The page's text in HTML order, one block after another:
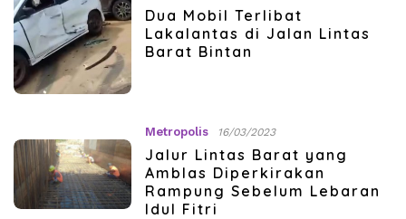
Dua Mobil Terlibat
Lakalantas di Jalan Lintas
Barat Bintan
Metropolis 16/03/2023
Jalur Lintas Barat yang
Amblas Diperkirakan
Rampung Sebelum Lebaran
Idul Fitri